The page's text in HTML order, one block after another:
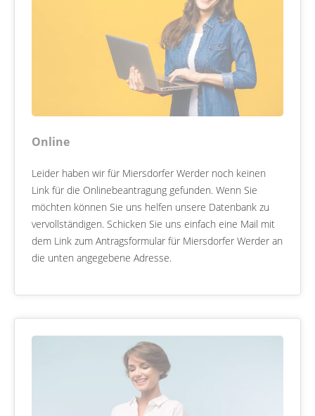
Online
Leider haben wir für Miersdorfer Werder noch keinen
Link für die Onlinebeantragung gefunden. Wenn Sie
möchten können Sie uns helfen unsere Datenbank zu
vervollständigen. Schicken Sie uns einfach eine Mail mit
dem Link zum Antragsformular für Miersdorfer Werder an
die unten angegebene Adresse.